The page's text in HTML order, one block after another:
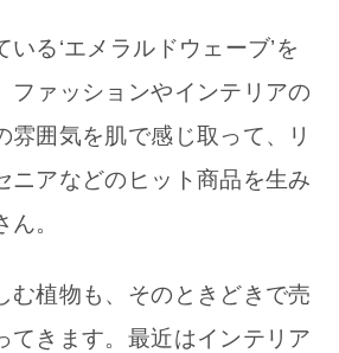
る‘エメラルドウェーブ’を
ファッションやインテリアの
雰囲気を肌で感じ取って、リ
ニアなどのヒット商品を生み
。
む植物も、そのときどきで売
てきます。最近はインテリア